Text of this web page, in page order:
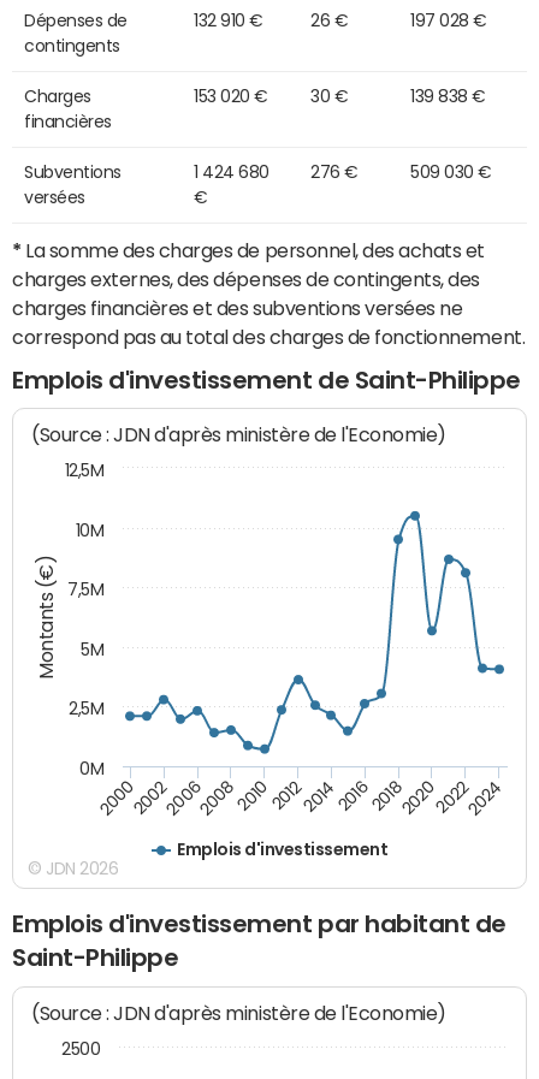
Dépenses de
contingents
132 910 € 26 € 197 028 €
Charges
financières
153 020 € 30 € 139 838 €
Subventions
versées
1 424 680
€
276 € 509 030 €
* La somme des charges de personnel, des achats et
charges externes, des dépenses de contingents, des
charges financières et des subventions versées ne
correspond pas au total des charges de fonctionnement.
Emplois d'investissement de Saint-Philippe
Montants (€)
(Source : JDN d'après ministère de l'Economie)
Emplois d'investissement
200020022006200820102012201420162018202020222024
0M
2,5M
5M
7,5M
10M
12,5M
© JDN 2026
Emplois d'investissement par habitant de
Saint-Philippe
(Source : JDN d'après ministère de l'Economie)
2500